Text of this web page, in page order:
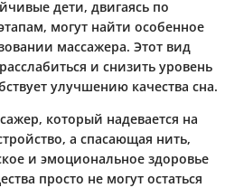
дети, двигаясь по
могут найти особенное
массажера. Этот вид
и снизить уровень
улучшению качества сна.
который надевается на
а спасающая нить,
и эмоциональное здоровье
просто не могут остаться